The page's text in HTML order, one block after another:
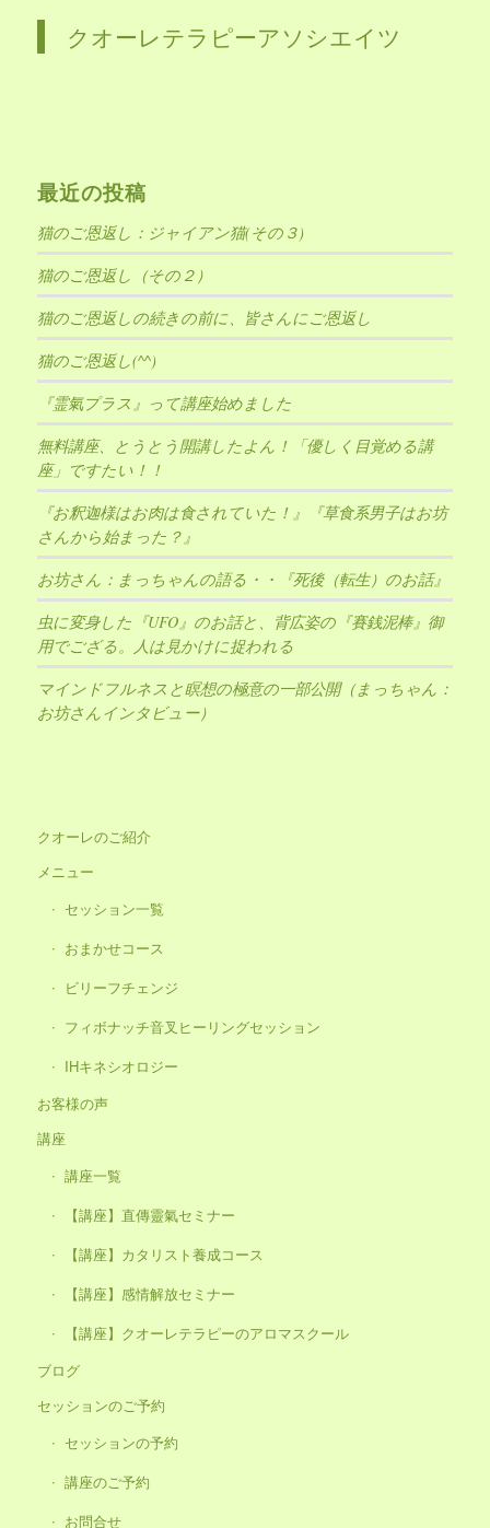
クオーレテラピーアソシエイツ
最近の投稿
猫のご恩返し：ジャイアン猫(その３)
猫のご恩返し（その２）
猫のご恩返しの続きの前に、皆さんにご恩返し
猫のご恩返し(^^)
『霊氣プラス』って講座始めました
無料講座、とうとう開講したよん！「優しく目覚める講
座」ですたい！！
『お釈迦様はお肉は食されていた！』『草食系男子はお坊
さんから始まった？』
お坊さん：まっちゃんの語る・・『死後（転生）のお話』
虫に変身した『UFO』のお話と、背広姿の『賽銭泥棒』御
用でござる。人は見かけに捉われる
マインドフルネスと瞑想の極意の一部公開（まっちゃん：
お坊さんインタビュー）
クオーレのご紹介
メニュー
セッション一覧
おまかせコース
ビリーフチェンジ
フィボナッチ音叉ヒーリングセッション
IHキネシオロジー
お客様の声
講座
講座一覧
【講座】直傳靈氣セミナー
【講座】カタリスト養成コース
【講座】感情解放セミナー
【講座】クオーレテラピーのアロマスクール
ブログ
セッションのご予約
セッションの予約
講座のご予約
お問合せ